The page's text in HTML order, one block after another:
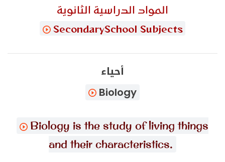
المواد الدراسية الثانوية
SecondarySchool Subjects
أحياء
Biology
Biology is the study of living things
and their characteristics.